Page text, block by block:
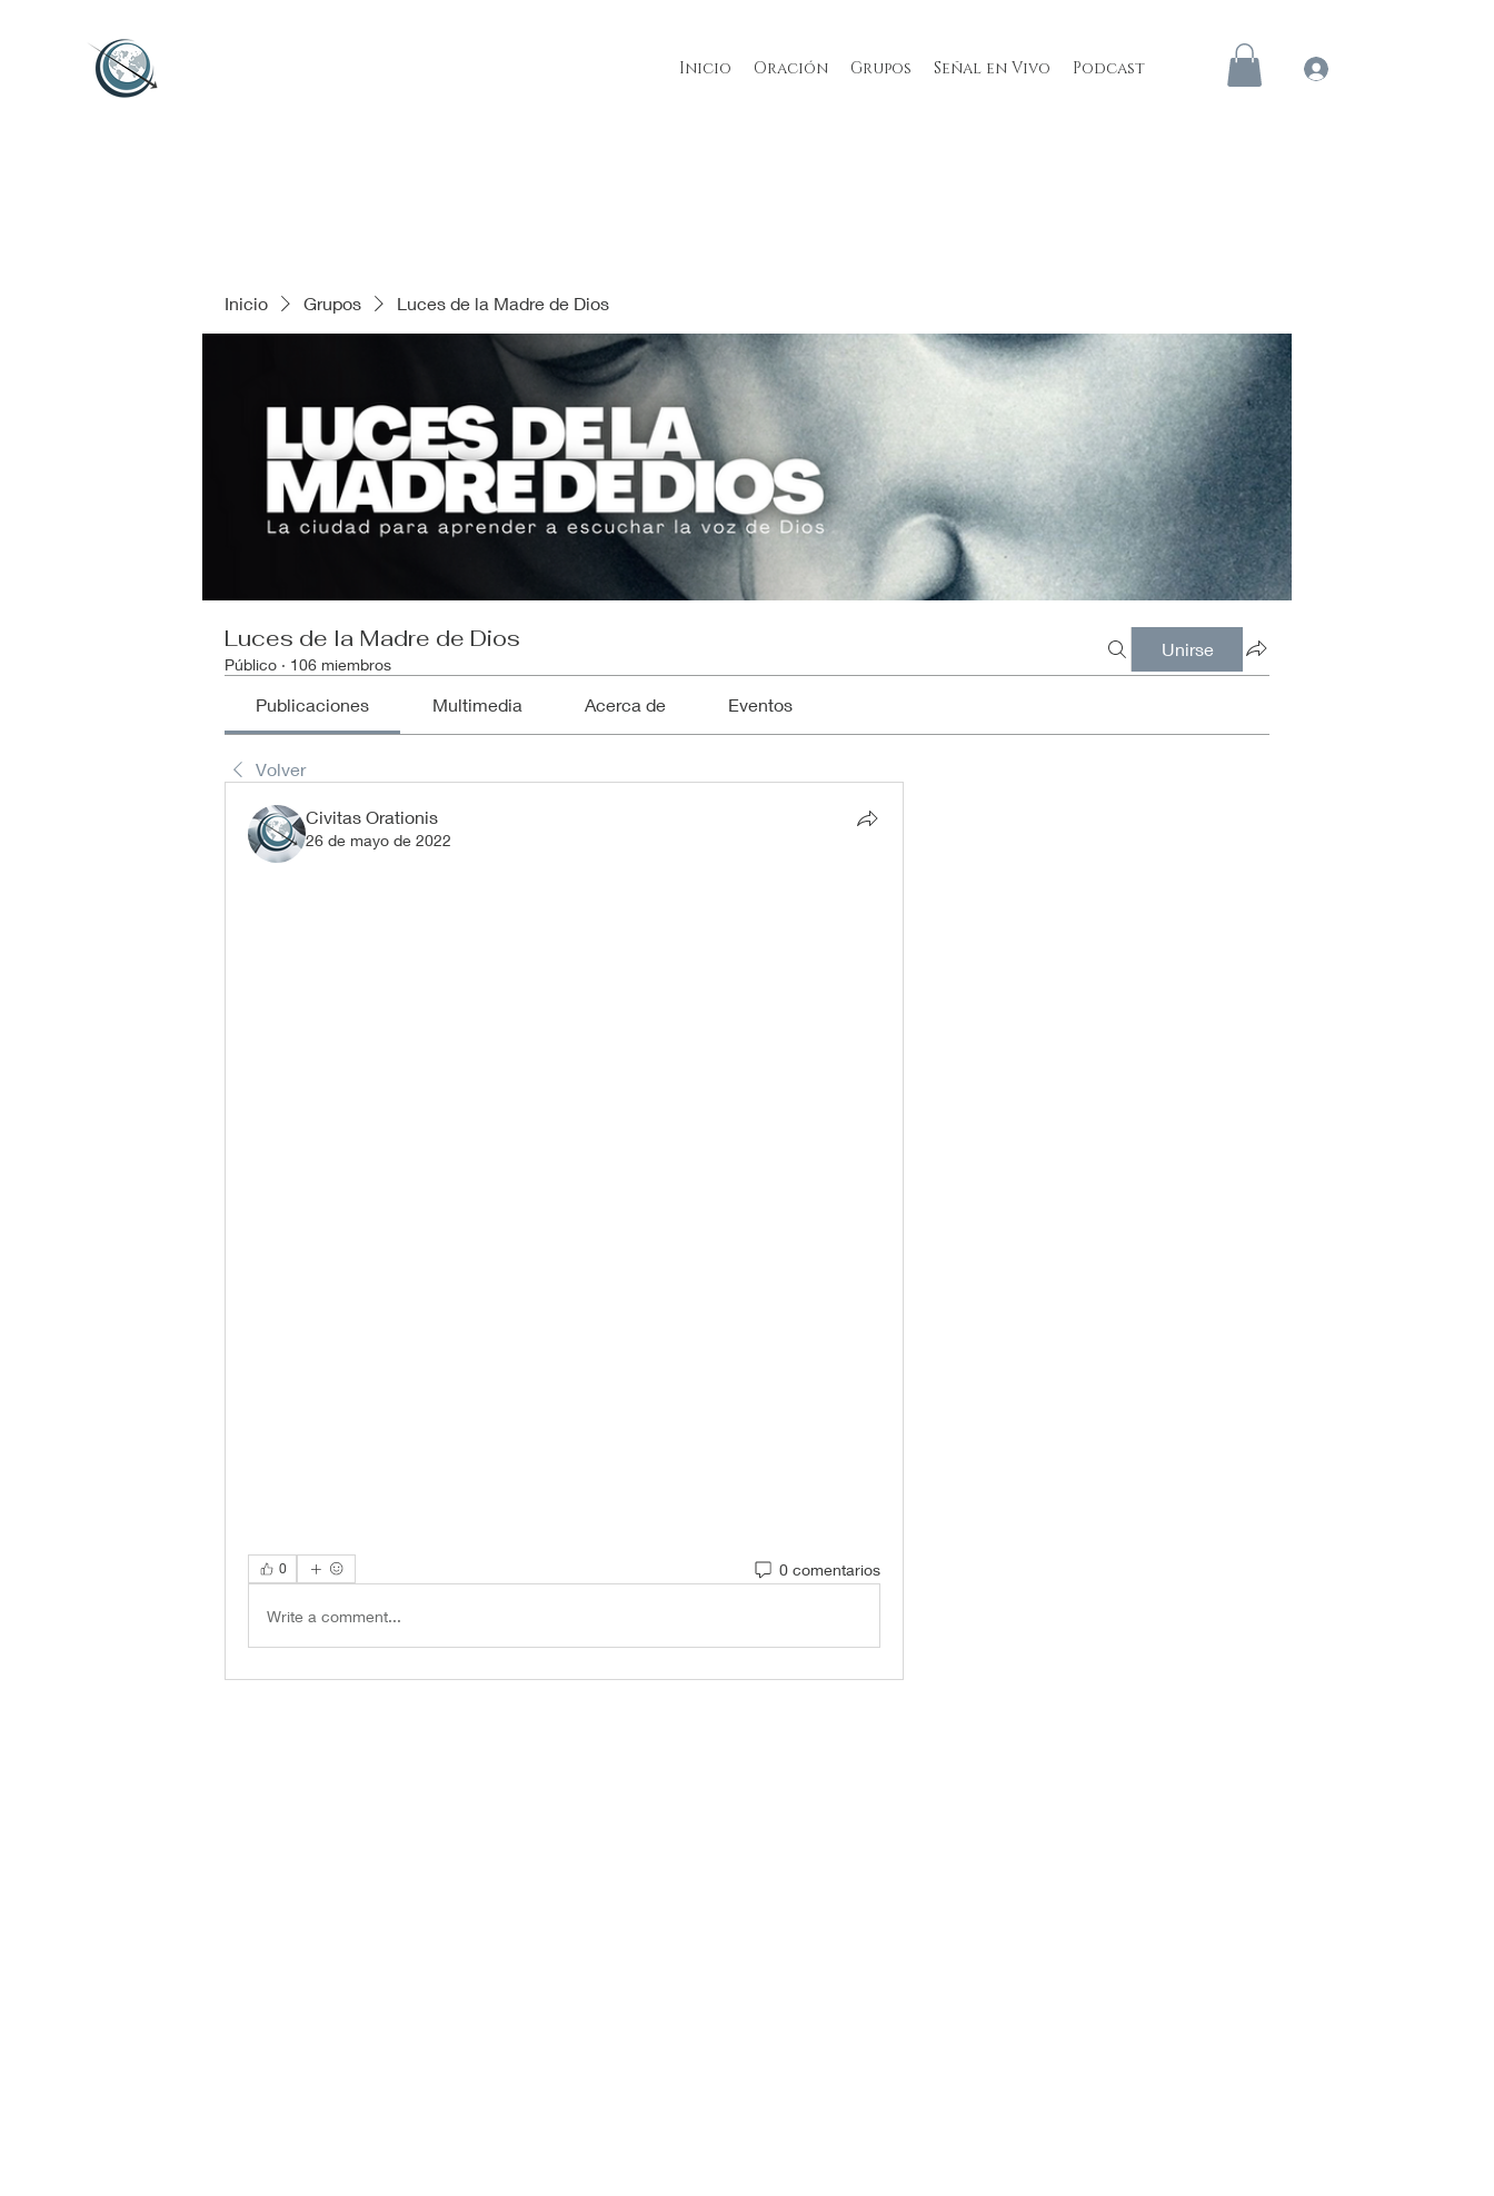
Inicio Oración Grupos Señal en Vivo Podcast
Inicio Grupos Luces de la Madre de Dios
Luces de la Madre de Dios
Público · 106 miembros
Unirse
Publicaciones Multimedia Acerca de Eventos
Volver
Civitas Orationis
26 de mayo de 2022
0 0 comentarios
Write a comment...